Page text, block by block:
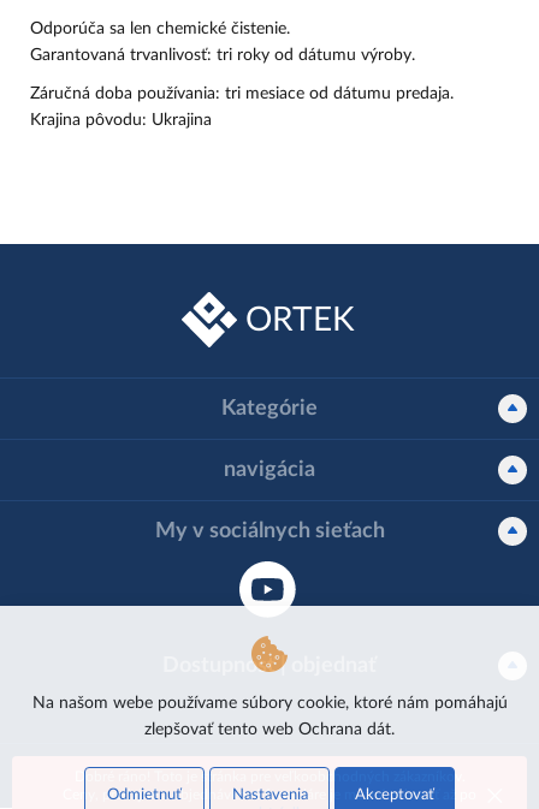
Dobré ráno! Toto je stránka pre veľkoobchodných zákazníkov.
Ceny, predajné a objednávkové formuláre je možné zobraziť až po
Odporúča sa len chemické čistenie.
Garantovaná trvanlivosť: tri roky od dátumu výroby.
Záručná doba používania: tri mesiace od dátumu predaja.
Krajina pôvodu: Ukrajina
ORTEK
Ortek - veľkoobchod s ortopedickým tovarom
Kategórie
navigácia
My v sociálnych sieťach
Dostupnosť | objednať
Na našom webe používame súbory cookie, ktoré nám pomáhajú
zlepšovať tento web Ochrana dát.
Odmietnuť Nastavenia Akceptovať